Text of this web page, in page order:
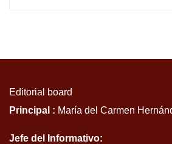
Editorial board
Principal : María del Carmen
Jefe del Informativo: